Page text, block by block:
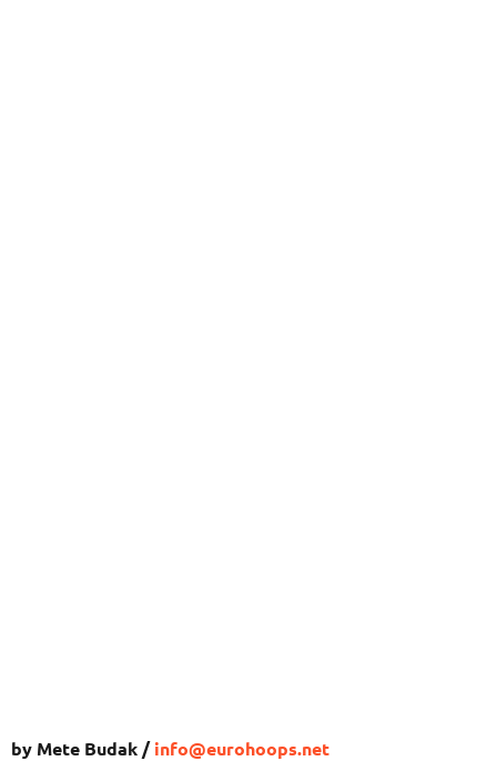
by Mete Budak /info@eurohoops.net